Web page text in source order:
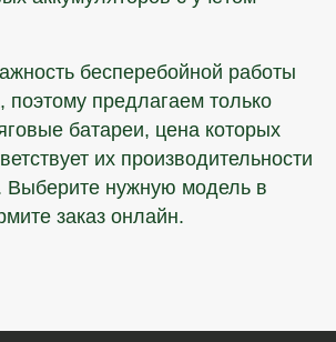
бесперебойной работы
поэтому предлагаем только
батареи, цена которых
их производительности
Выберите нужную модель в
заказ онлайн.